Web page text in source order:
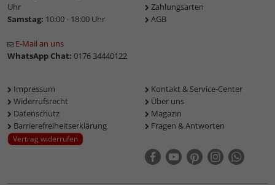
Uhr
Samstag: 10:00 - 18:00 Uhr
E-Mail an uns
WhatsApp Chat: 0176 34440122
Zahlungsarten
AGB
Impressum
Widerrufsrecht
Datenschutz
Barrierefreiheitserklärung
Vertrag widerrufen
Kontakt & Service-Center
Über uns
Magazin
Fragen & Antworten